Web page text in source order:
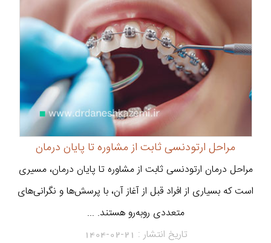
مراحل ارتودنسی ثابت از مشاوره تا پایان درمان
مراحل درمان ارتودنسی ثابت از مشاوره تا پایان درمان، مسیری
است که بسیاری از افراد قبل از آغاز آن، با پرسش‌ها و نگرانی‌های
متعددی روبه‌رو هستند. ...
تاریخ انتشار : 1404-02-21